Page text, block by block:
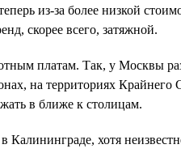
из-за более низкой
скорее всего, затяжной.
платам. Так, у Москвы
на территориях
в ближе к столицам.
хотя